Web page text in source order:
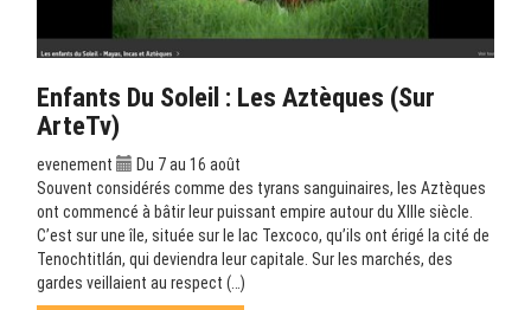
Enfants Du Soleil : Les Aztèques (sur
ArteTv)
evenement
Du 7 au 16 août
Souvent considérés comme des tyrans sanguinaires, les Aztèques
ont commencé à bâtir leur puissant empire autour du XIIIe siècle.
C’est sur une île, située sur le lac Texcoco, qu’ils ont érigé la cité de
Tenochtitlán, qui deviendra leur capitale. Sur les marchés, des
gardes veillaient au respect (…)